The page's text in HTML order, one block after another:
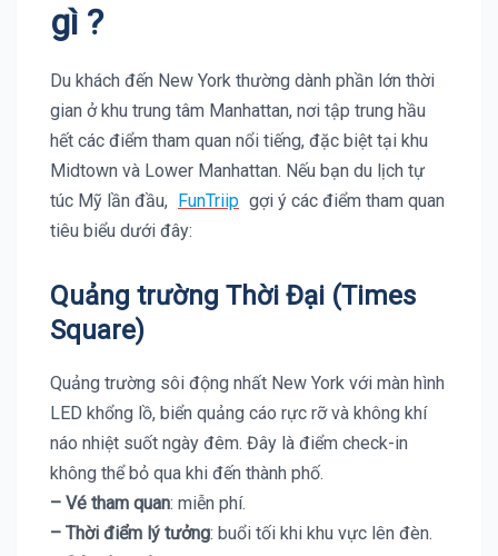
gì ?
Du khách đến New York thường dành phần lớn thời
gian ở khu trung tâm Manhattan, nơi tập trung hầu
hết các điểm tham quan nổi tiếng, đặc biệt tại khu
Midtown và Lower Manhattan. Nếu bạn du lịch tự
túc Mỹ lần đầu,
FunTriip gợi ý các điểm tham quan
tiêu biểu dưới đây:
Quảng trường Thời Đại (Times
Square)
Quảng trường sôi động nhất New York với màn hình
LED khổng lồ, biển quảng cáo rực rỡ và không khí
náo nhiệt suốt ngày đêm. Đây là điểm check-in
không thể bỏ qua khi đến thành phố.
– Vé tham quan: miễn phí.
– Thời điểm lý tưởng: buổi tối khi khu vực lên đèn.